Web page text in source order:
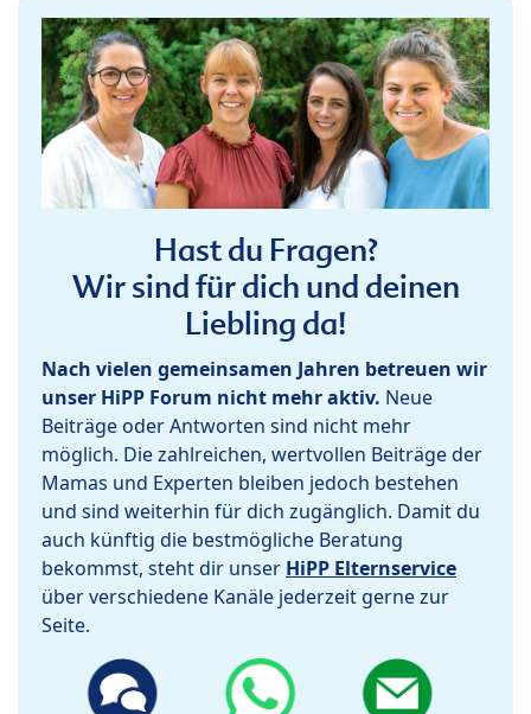
Hast du Fragen?
Wir sind für dich und deinen
Liebling da!
Nach vielen gemeinsamen Jahren betreuen wir
unser HiPP Forum nicht mehr aktiv. Neue
Beiträge oder Antworten sind nicht mehr
möglich. Die zahlreichen, wertvollen Beiträge der
Mamas und Experten bleiben jedoch bestehen
und sind weiterhin für dich zugänglich. Damit du
auch künftig die bestmögliche Beratung
bekommst, steht dir unser HiPP Elternservice
über verschiedene Kanäle jederzeit gerne zur
Seite.